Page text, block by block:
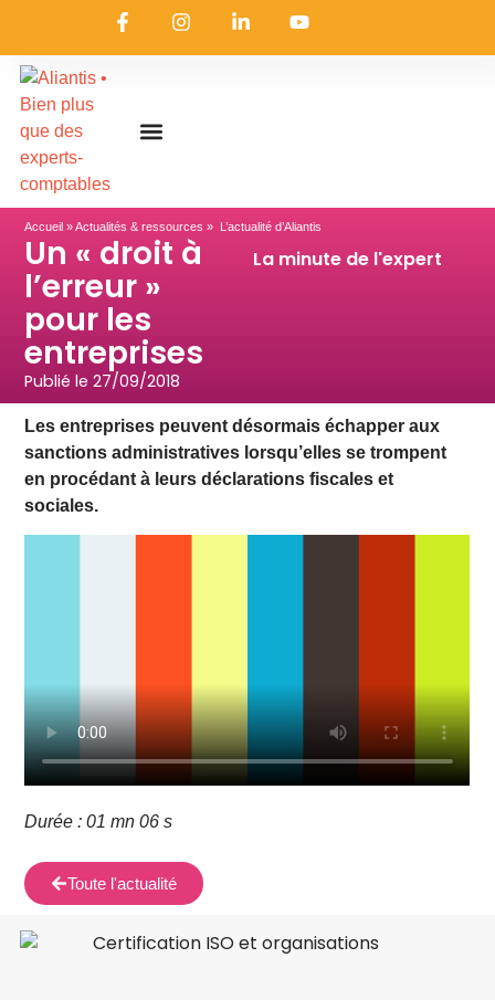
Accueil »Actualités & ressources » L’actualité d’Aliantis
Un « droit à
l’erreur »
pour les
entreprises
Publié le27/09/2018
La minute de l'expert
Les entreprises peuvent désormais échapper aux
sanctions administratives lorsqu’elles se trompent
en procédant à leurs déclarations fiscales et
sociales.
Durée : 01 mn 06 s
Toute l'actualité